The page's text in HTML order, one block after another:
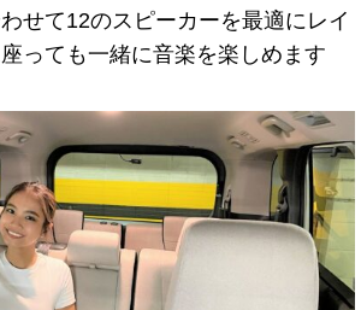
せて12のスピーカーを最適にレイ
っても一緒に音楽を楽しめます